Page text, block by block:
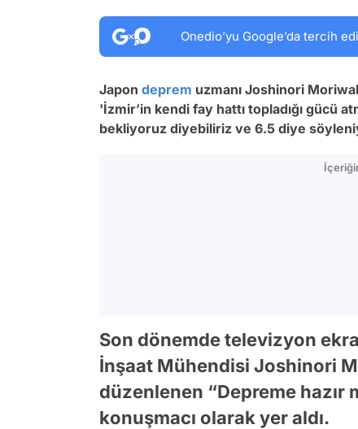
Onedio’yu Google’da tercih
Japon deprem uzmanı Joshinori
'İzmir’in kendi fay hattı topladığı gücü
bekliyoruz diyebiliriz ve 6.5 diye
Son dönemde televizyon
İnşaat Mühendisi Joshinori
düzenlenen “Depreme hazır
konuşmacı olarak yer aldı.